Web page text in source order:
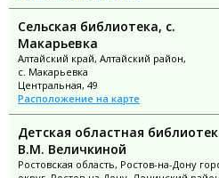
Сельская библиотека, с.
Макарьевка
Алтайский край, Алтайский район,
с. Макарьевка
Центральная, 49
Расположение на карте
Детская областная
В.М. Величкиной
Ростовская область, Ростов-на-Дону